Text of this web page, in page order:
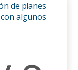
de planes
algunos